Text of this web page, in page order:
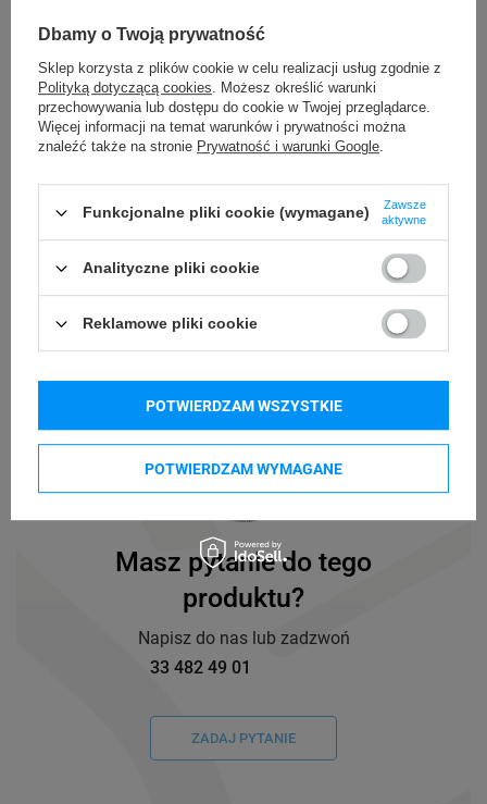
61-894 Poznań (Polska)
Kompatybilne urządzenia
DYMO Rhino 6000+ DYMO LabelWriter LW 450 Duo
DYMO LabelManager LM 160 DYMO LabelManager LM 210D+
DYMO LabelManager LM 280 DYMO LabelManager LM 360D
DYMO LabelManager LM 500TS
Masz pytanie do tego
produktu?
Napisz do nas lub zadzwoń
33 482 49 01
ZADAJ PYTANIE
Dbamy o Twoją prywatność
Sklep korzysta z plików cookie w celu realizacji usług zgodnie z
Polityką dotyczącą cookies. Możesz określić warunki
przechowywania lub dostępu do cookie w Twojej przeglądarce.
Więcej informacji na temat warunków i prywatności można
znaleźć także na stronie Prywatność i warunki Google.
Funkcjonalne pliki cookie (wymagane)
Zawsze
aktywne
Analityczne pliki cookie
Reklamowe pliki cookie
POTWIERDZAM WYMAGANE
POTWIERDZAM WSZYSTKIE